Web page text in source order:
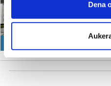
Collect information
Identify your device
specific characteristics
Find out more about how
Dena